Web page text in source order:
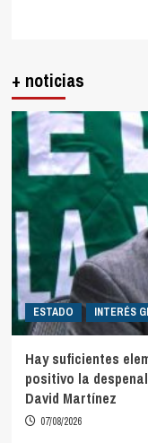
+ noticias
ESTADO INTERÉS
Hay suficientes
positivo la
David Martínez
07/08/2026